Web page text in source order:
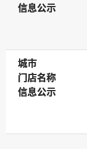
信息公示
信息公示
城市
城市
门店名称
门店名称
信息公示
信息公示